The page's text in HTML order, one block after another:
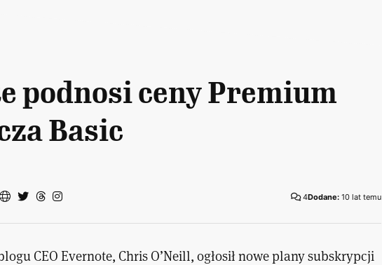
podnosi ceny Premium
Basic
4Dodane: 10 lat temu
CEO Evernote, Chris O’Neill, ogłosił nowe plany subskrypcji